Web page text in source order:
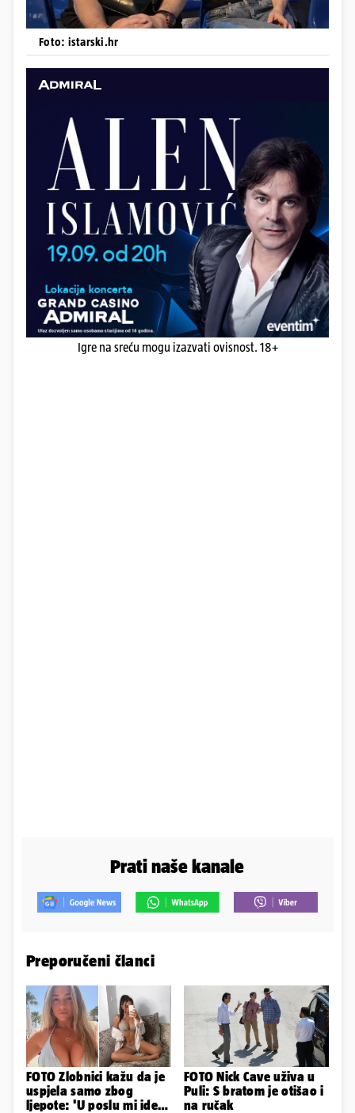
Foto: istarski.hr
Igre na sreću mogu izazvati ovisnost. 18+
Prati naše kanale
Preporučeni članci
FOTO Zlobnici kažu da je
uspjela samo zbog
ljepote: 'U poslu mi ide
FOTO Nick Cave uživa u
Puli: S bratom je otišao i
na ručak